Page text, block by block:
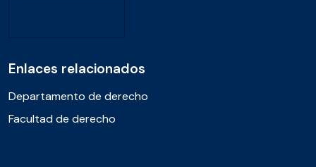
Enlaces relacionados
Departamento de derecho
Facultad de derecho